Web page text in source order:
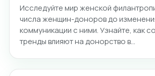
Исследуйте мир женской
числа женщин-доноров до
коммуникации с ними. Узнайте, как
тренды влияют на донорство в…